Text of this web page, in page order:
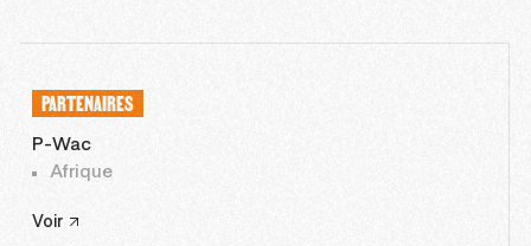
PARTENAIRES
P-Wac
Afrique
Voir